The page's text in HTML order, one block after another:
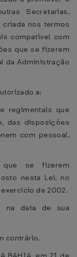
Secretarias,
criada nos termos
compatível com
que se fizerem
da Administração
a:
regimentais que
das disposições
com pessoal,
se fizerem
nesta Lei, no
exercício de 2002.
na data de sua
contrário.